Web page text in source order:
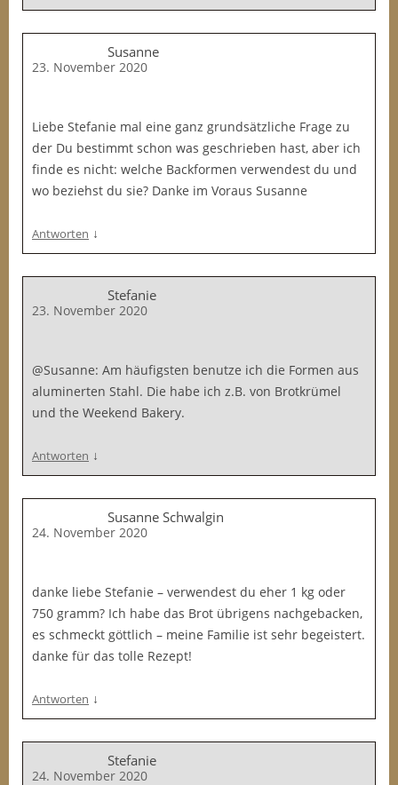
Susanne
23. November 2020
Liebe Stefanie mal eine ganz grundsätzliche Frage zu
der Du bestimmt schon was geschrieben hast, aber ich
finde es nicht: welche Backformen verwendest du und
wo beziehst du sie? Danke im Voraus Susanne
Antworten ↓
Stefanie
23. November 2020
@Susanne: Am häufigsten benutze ich die Formen aus
aluminerten Stahl. Die habe ich z.B. von Brotkrümel
und the Weekend Bakery.
Antworten ↓
Susanne Schwalgin
24. November 2020
danke liebe Stefanie – verwendest du eher 1 kg oder
750 gramm? Ich habe das Brot übrigens nachgebacken,
es schmeckt göttlich – meine Familie ist sehr begeistert.
danke für das tolle Rezept!
Antworten ↓
Stefanie
24. November 2020